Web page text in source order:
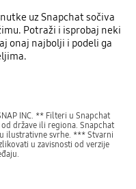
uz Snapchat sočiva
Potraži i isprobaj neki
onaj najbolji i podeli ga
INC. ** Filteri u Snapchat
države ili regiona. Snapchat
ilustrativne svrhe. *** Stvarni
u zavisnosti od verzije